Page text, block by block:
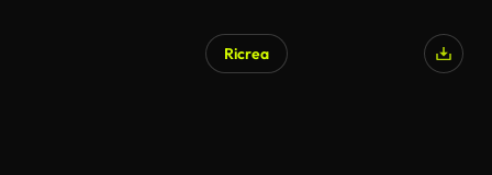
Ricrea